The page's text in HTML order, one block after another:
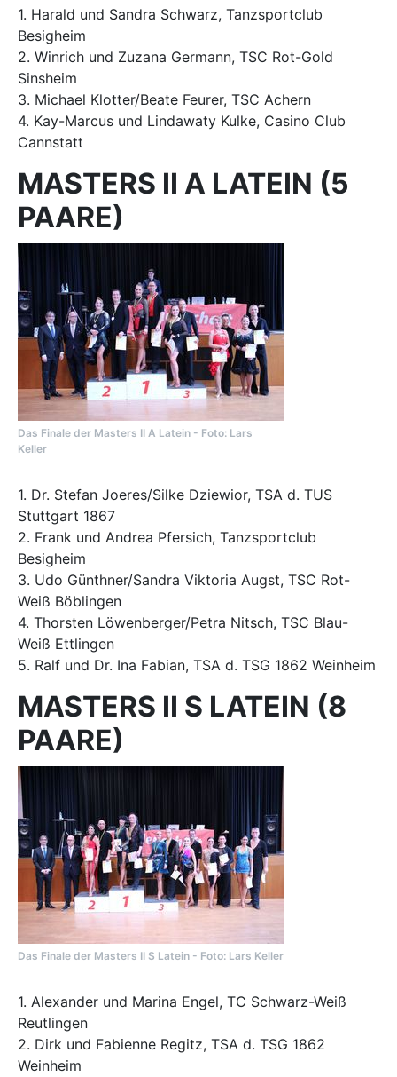
1. Harald und Sandra Schwarz, Tanzsportclub
Besigheim
2. Winrich und Zuzana Germann, TSC Rot-Gold
Sinsheim
3. Michael Klotter/Beate Feurer, TSC Achern
4. Kay-Marcus und Lindawaty Kulke, Casino Club
Cannstatt
MASTERS II A LATEIN (5
PAARE)
Das Finale der Masters II A Latein - Foto: Lars
Keller
1. Dr. Stefan Joeres/Silke Dziewior, TSA d. TUS
Stuttgart 1867
2. Frank und Andrea Pfersich, Tanzsportclub
Besigheim
3. Udo Günthner/Sandra Viktoria Augst, TSC Rot-
Weiß Böblingen
4. Thorsten Löwenberger/Petra Nitsch, TSC Blau-
Weiß Ettlingen
5. Ralf und Dr. Ina Fabian, TSA d. TSG 1862 Weinheim
MASTERS II S LATEIN (8
PAARE)
Das Finale der Masters II S Latein - Foto: Lars Keller
1. Alexander und Marina Engel, TC Schwarz-Weiß
Reutlingen
2. Dirk und Fabienne Regitz, TSA d. TSG 1862
Weinheim